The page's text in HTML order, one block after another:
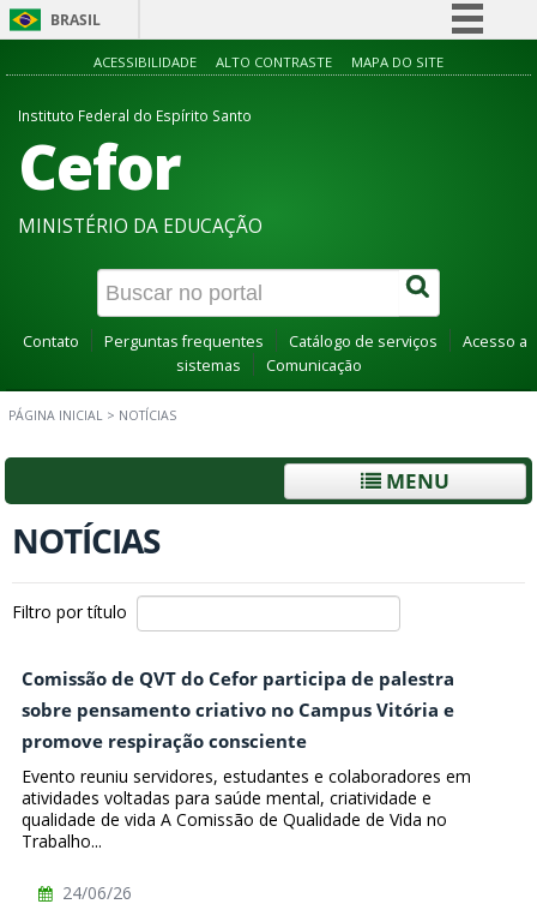
BRASIL
Simplifique!
ACESSIBILIDADE ALTO CONTRASTE MAPA DO SITE
Instituto Federal do Espírito Santo
Cefor
MINISTÉRIO DA EDUCAÇÃO
Contato Perguntas frequentes Catálogo de serviços
Acesso a
sistemas
Comunicação
PÁGINA INICIAL > NOTÍCIAS
MENU
NOTÍCIAS
Filtro por título
Comissão de QVT do Cefor participa de palestra
sobre pensamento criativo no Campus Vitória e
promove respiração consciente
Evento reuniu servidores, estudantes e colaboradores em
atividades voltadas para saúde mental, criatividade e
qualidade de vida A Comissão de Qualidade de Vida no
Trabalho...
24/06/26